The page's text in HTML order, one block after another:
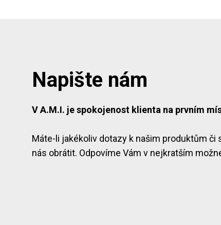
Napište nám
V A.M.I. je spokojenost klienta na prvním
Máte-li jakékoliv dotazy k našim produktům či
nás obrátit. Odpovíme Vám v nejkratším